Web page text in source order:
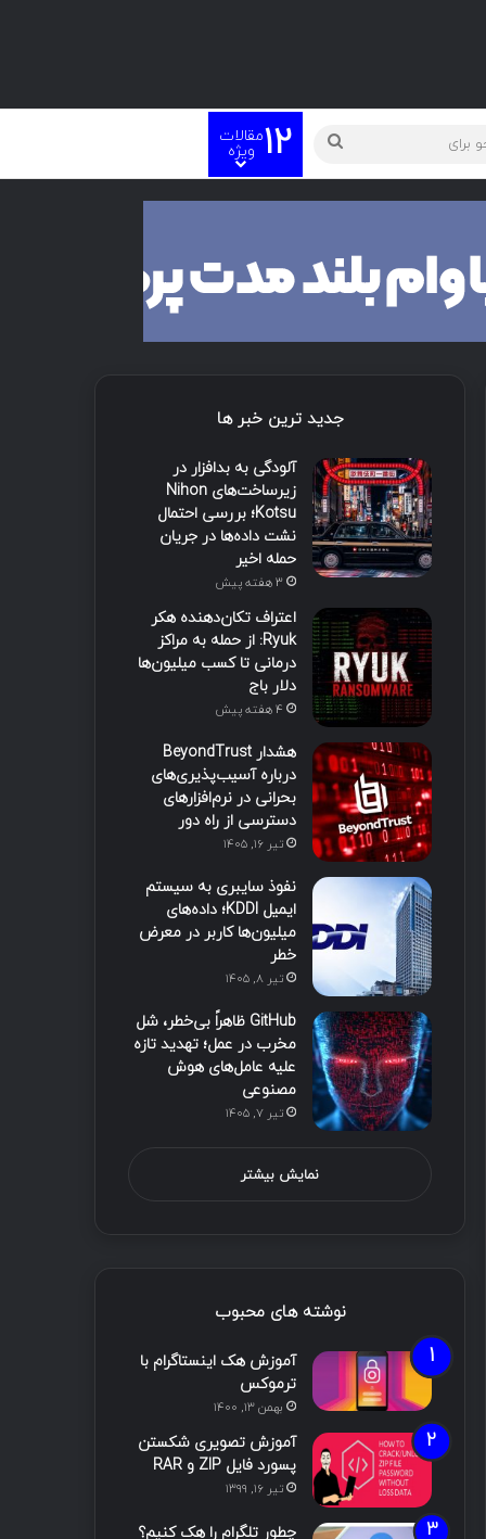
جستجو
برای
12مقالات
ویژه
جدید ترین خبر ها
آلودگی به بدافزار در
زیرساخت‌های Nihon
Kotsu؛ بررسی احتمال
نشت داده‌ها در جریان
حمله اخیر
3 هفته پیش
اعتراف تکان‌دهنده هکر
Ryuk: از حمله به مراکز
درمانی تا کسب میلیون‌ها
دلار باج
4 هفته پیش
هشدار BeyondTrust
درباره آسیب‌پذیری‌های
بحرانی در نرم‌افزارهای
دسترسی از راه دور
تیر ۱۶, ۱۴۰۵
نفوذ سایبری به سیستم
ایمیل KDDI؛ داده‌های
میلیون‌ها کاربر در معرض
خطر
تیر ۸, ۱۴۰۵
GitHub ظاهراً بی‌خطر، شل
مخرب در عمل؛ تهدید تازه
علیه عامل‌های هوش
مصنوعی
تیر ۷, ۱۴۰۵
نمایش بیشتر
نوشته های محبوب
آموزش هک اینستاگرام با
ترموکس
بهمن ۱۳, ۱۴۰۰
آموزش تصویری شکستن
پسورد فایل ZIP و RAR
تیر ۱۶, ۱۳۹۹
چطور تلگرام را هک کنیم؟